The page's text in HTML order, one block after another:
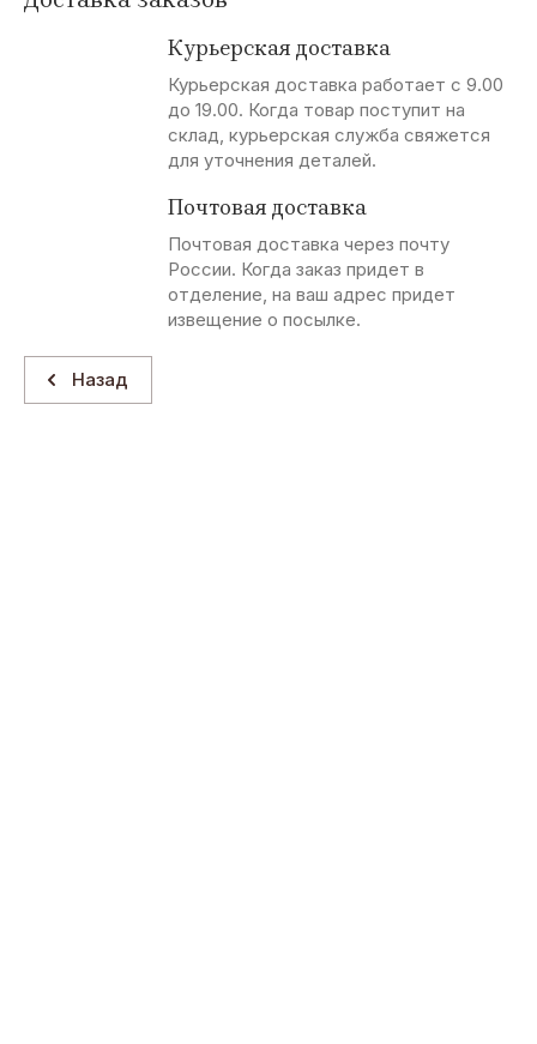
Курьерская доставка
Курьерская доставка работает с 9.00
до 19.00. Когда товар поступит на
склад, курьерская служба свяжется
для уточнения деталей.
Почтовая доставка
Почтовая доставка через почту
России. Когда заказ придет в
отделение, на ваш адрес придет
извещение о посылке.
Назад